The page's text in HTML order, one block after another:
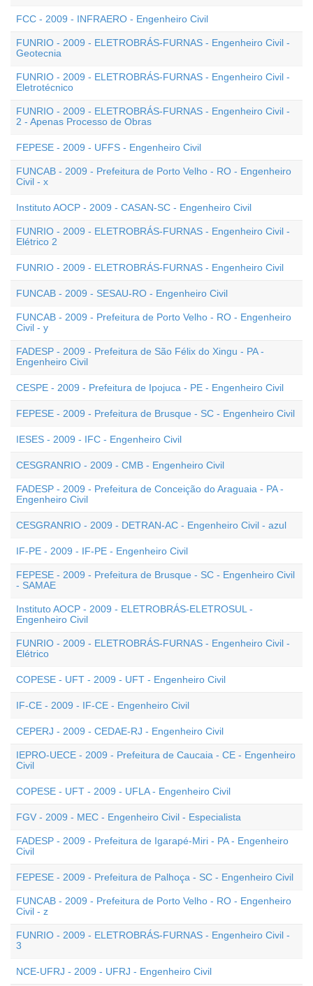
FCC - 2009 - INFRAERO - Engenheiro Civil
FUNRIO - 2009 - ELETROBRÁS-FURNAS - Engenheiro Civil -
Geotecnia
FUNRIO - 2009 - ELETROBRÁS-FURNAS - Engenheiro Civil -
Eletrotécnico
FUNRIO - 2009 - ELETROBRÁS-FURNAS - Engenheiro Civil -
2 - Apenas Processo de Obras
FEPESE - 2009 - UFFS - Engenheiro Civil
FUNCAB - 2009 - Prefeitura de Porto Velho - RO - Engenheiro
Civil - x
Instituto AOCP - 2009 - CASAN-SC - Engenheiro Civil
FUNRIO - 2009 - ELETROBRÁS-FURNAS - Engenheiro Civil -
Elétrico 2
FUNRIO - 2009 - ELETROBRÁS-FURNAS - Engenheiro Civil
FUNCAB - 2009 - SESAU-RO - Engenheiro Civil
FUNCAB - 2009 - Prefeitura de Porto Velho - RO - Engenheiro
Civil - y
FADESP - 2009 - Prefeitura de São Félix do Xingu - PA -
Engenheiro Civil
CESPE - 2009 - Prefeitura de Ipojuca - PE - Engenheiro Civil
FEPESE - 2009 - Prefeitura de Brusque - SC - Engenheiro Civil
IESES - 2009 - IFC - Engenheiro Civil
CESGRANRIO - 2009 - CMB - Engenheiro Civil
FADESP - 2009 - Prefeitura de Conceição do Araguaia - PA -
Engenheiro Civil
CESGRANRIO - 2009 - DETRAN-AC - Engenheiro Civil - azul
IF-PE - 2009 - IF-PE - Engenheiro Civil
FEPESE - 2009 - Prefeitura de Brusque - SC - Engenheiro Civil
- SAMAE
Instituto AOCP - 2009 - ELETROBRÁS-ELETROSUL -
Engenheiro Civil
FUNRIO - 2009 - ELETROBRÁS-FURNAS - Engenheiro Civil -
Elétrico
COPESE - UFT - 2009 - UFT - Engenheiro Civil
IF-CE - 2009 - IF-CE - Engenheiro Civil
CEPERJ - 2009 - CEDAE-RJ - Engenheiro Civil
IEPRO-UECE - 2009 - Prefeitura de Caucaia - CE - Engenheiro
Civil
COPESE - UFT - 2009 - UFLA - Engenheiro Civil
FGV - 2009 - MEC - Engenheiro Civil - Especialista
FADESP - 2009 - Prefeitura de Igarapé-Miri - PA - Engenheiro
Civil
FEPESE - 2009 - Prefeitura de Palhoça - SC - Engenheiro Civil
FUNCAB - 2009 - Prefeitura de Porto Velho - RO - Engenheiro
Civil - z
FUNRIO - 2009 - ELETROBRÁS-FURNAS - Engenheiro Civil -
3
NCE-UFRJ - 2009 - UFRJ - Engenheiro Civil